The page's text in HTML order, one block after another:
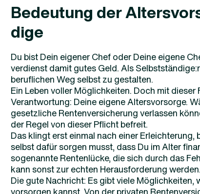
Bedeutung der
dige
Du bist Dein eigener Chef oder Deine eigene
verdienst damit gutes Geld. Als
beruflichen Weg selbst zu gestalten.
Ein Leben voller Möglichkeiten. Doch mit
Verantwortung: Deine eigene Altersvorsorge.
gesetzliche Rentenversicherung verlassen
der Regel von dieser Pflicht befreit.
Das klingt erst einmal nach einer Erleichterung,
selbst dafür sorgen musst, dass Du im Alter
sogenannte Rentenlücke, die sich durch das
kann sonst zur echten Herausforderung werden.
Die gute Nachricht: Es gibt viele Möglichkeiten,